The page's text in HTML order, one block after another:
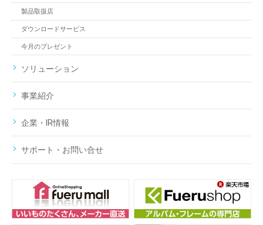
製品取扱店
ダウンロードサービス
今月のプレゼント
ソリューション
事業紹介
企業・IR情報
サポート・お問い合せ